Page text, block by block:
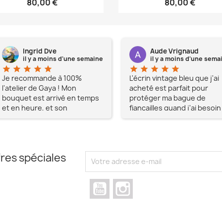
80,00 € 80,00 €
Ingrid Dve
il y a moins d'une semaine
star star star star star
Je recommande à 100%
l'atelier de Gaya ! Mon
bouquet est arrivé en temps
et en heure, et son
professionnalisme !!
N'hésitez pas Mesdames à lui
Aude Vrignaud
il y a moins d'une
star star star star star
L'écrin vintage bleu que j'ai
acheté est parfait pour
protéger ma bague de
fiançailles quand j'ai besoin
spéciales
YouTube